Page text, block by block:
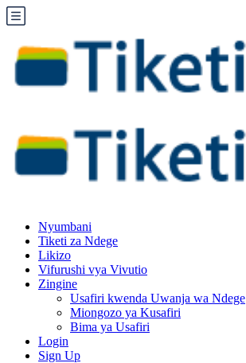
Nyumbani
Tiketi za Ndege
Likizo
Vifurushi vya Vivutio
Zingine
Usafiri kwenda Uwanja wa Ndege
Miongozo ya Kusafiri
Bima ya Usafiri
Login
Sign Up